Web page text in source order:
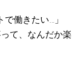
で働きたい…」
て、なんだか楽